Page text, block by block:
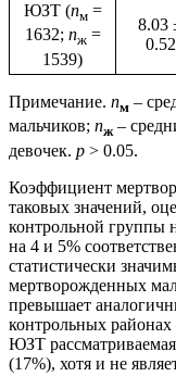
ЮЗТ (nм=
1632; nж=
1539)
8.03
0.52
Примечание. nм –
мальчиков; nж –
девочек. р > 0.05.
Коэффициент
таковых значений,
контрольной группы
на 4 и 5%
статистически
мертворожденных
превышает
контрольных
ЮЗТ
(17%), хотя и не